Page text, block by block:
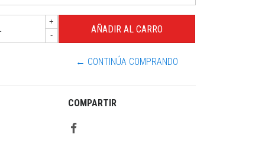
+
-
← CONTINÚA COMPRANDO
COMPARTIR